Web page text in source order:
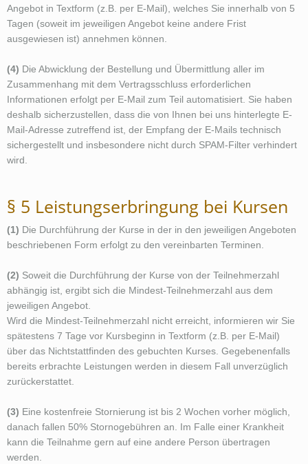
Angebot in Textform (z.B. per E-Mail), welches Sie innerhalb von 5
Tagen (soweit im jeweiligen Angebot keine andere Frist
ausgewiesen ist) annehmen können.
(4) Die Abwicklung der Bestellung und Übermittlung aller im
Zusammenhang mit dem Vertragsschluss erforderlichen
Informationen erfolgt per E-Mail zum Teil automatisiert. Sie haben
deshalb sicherzustellen, dass die von Ihnen bei uns hinterlegte E-
Mail-Adresse zutreffend ist, der Empfang der E-Mails technisch
sichergestellt und insbesondere nicht durch SPAM-Filter verhindert
wird.
§ 5 Leistungserbringung bei Kursen
(1) Die Durchführung der Kurse in der in den jeweiligen Angeboten
beschriebenen Form erfolgt zu den vereinbarten Terminen.
(2) Soweit die Durchführung der Kurse von der Teilnehmerzahl
abhängig ist, ergibt sich die Mindest-Teilnehmerzahl aus dem
jeweiligen Angebot.
Wird die Mindest-Teilnehmerzahl nicht erreicht, informieren wir Sie
spätestens 7 Tage vor Kursbeginn in Textform (z.B. per E-Mail)
über das Nichtstattfinden des gebuchten Kurses. Gegebenenfalls
bereits erbrachte Leistungen werden in diesem Fall unverzüglich
zurückerstattet.
(3) Eine kostenfreie Stornierung ist bis 2 Wochen vorher möglich,
danach fallen 50% Stornogebühren an. Im Falle einer Krankheit
kann die Teilnahme gern auf eine andere Person übertragen
werden.